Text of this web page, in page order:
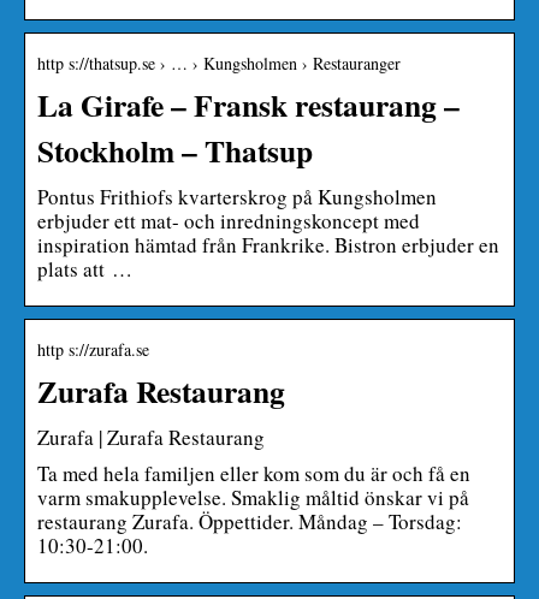
http s://thatsup.se › … › Kungsholmen › Restauranger
La Girafe – Fransk restaurang –
Stockholm – Thatsup
Pontus Frithiofs kvarterskrog på Kungsholmen
erbjuder ett mat- och inredningskoncept med
inspiration hämtad från Frankrike. Bistron erbjuder en
plats att …
http s://zurafa.se
Zurafa Restaurang
Zurafa | Zurafa Restaurang
Ta med hela familjen eller kom som du är och få en
varm smakupplevelse. Smaklig måltid önskar vi på
restaurang Zurafa. Öppettider. Måndag – Torsdag:
10:30-21:00.